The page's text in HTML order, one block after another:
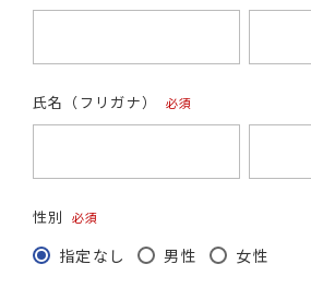
(必
氏名（フリガナ）
(必
性別
須)
指定なし 男性 女性